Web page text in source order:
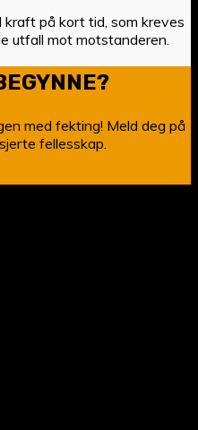
kraft på kort tid, som kreves
utfall mot motstanderen.
med fekting! Meld deg på
fellesskap.